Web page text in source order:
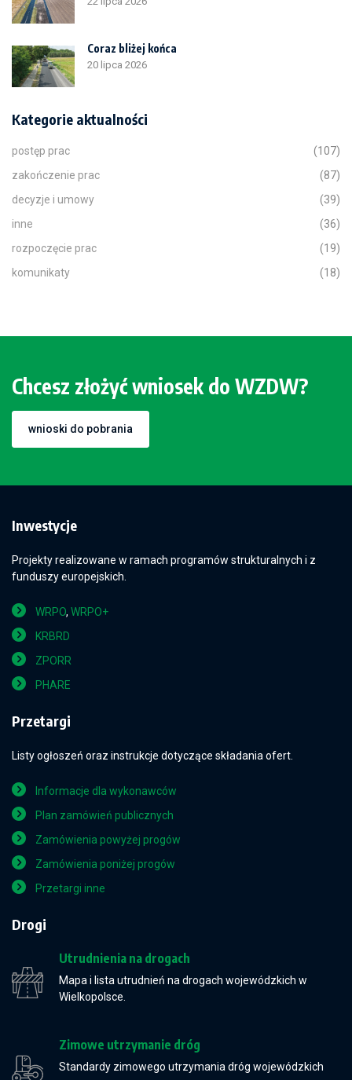
Coraz bliżej końca
20 lipca 2026
Kategorie aktualności
postęp prac
(107)
zakończenie prac
(87)
decyzje i umowy
(39)
inne
(36)
rozpoczęcie prac
(19)
komunikaty
(18)
Chcesz złożyć wniosek do WZDW?
wnioski do pobrania
Inwestycje
Projekty realizowane w ramach programów strukturalnych i z
funduszy europejskich.
WRPO, WRPO+
KRBRD
ZPORR
PHARE
Przetargi
Listy ogłoszeń oraz instrukcje dotyczące składania ofert.
Informacje dla wykonawców
Plan zamówień publicznych
Zamówienia powyżej progów
Zamówienia poniżej progów
Przetargi inne
Drogi
Utrudnienia na drogach
Mapa i lista utrudnień na drogach wojewódzkich w
Wielkopolsce.
Zimowe utrzymanie dróg
Standardy zimowego utrzymania dróg wojewódzkich